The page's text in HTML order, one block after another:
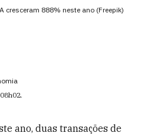
cresceram 888% neste ano (Freepik)
08h02.
ano, duas transações de